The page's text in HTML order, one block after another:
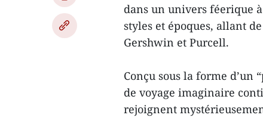
dans un univers féerique
styles et époques, allant
Gershwin et Purcell.
Conçu sous la forme
de voyage imaginaire
rejoignent